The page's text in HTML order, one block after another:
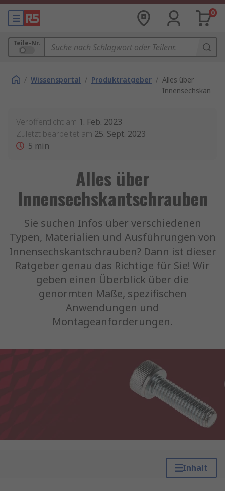
0
Teile-Nr.
/ Wissensportal / Produktratgeber / Alles über
Veröffentlicht am 1. Feb. 2023
Zuletzt bearbeitet am 25. Sept. 2023
5 min
Alles über
Innensechskantschrauben
Sie suchen Infos über verschiedenen
Typen, Materialien und Ausführungen von
Innensechskantschrauben? Dann ist dieser
Ratgeber genau das Richtige für Sie! Wir
geben einen Überblick über die
genormten Maße, spezifischen
Anwendungen und
Montageanforderungen.
Inhalt